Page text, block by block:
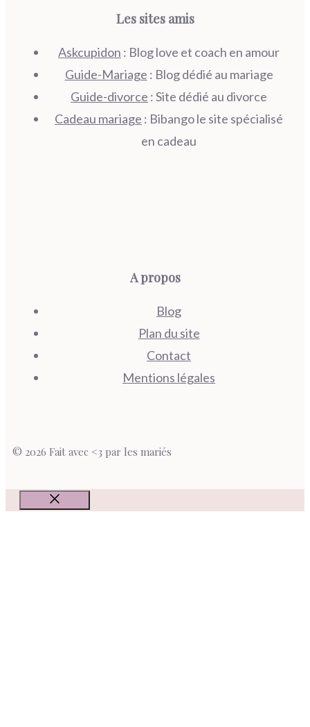
Les sites amis
Askcupidon : Blog love et coach en amour
Guide-Mariage : Blog dédié au mariage
Guide-divorce : Site dédié au divorce
Cadeau mariage : Bibango le site spécialisé
en cadeau
A propos
Blog
Plan du site
Contact
Mentions légales
© 2026 Fait avec <3 par les mariés
Fermer